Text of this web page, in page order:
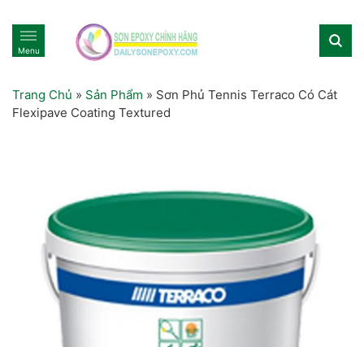
Menu
Trang Chủ » Sản Phẩm » Sơn Phủ Tennis Terraco Có Cát
Flexipave Coating Textured